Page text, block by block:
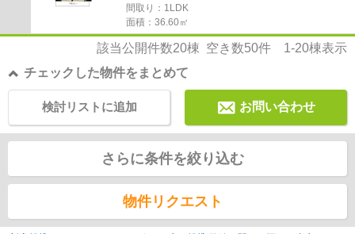
間取り：1LDK
面積：36.60㎡
該当公開件数20棟 空き数50件 1-20棟表示
チェックした物件をまとめて
お問い合わせ
検討リストに追加
さらに条件を絞り込む
物件リクエスト